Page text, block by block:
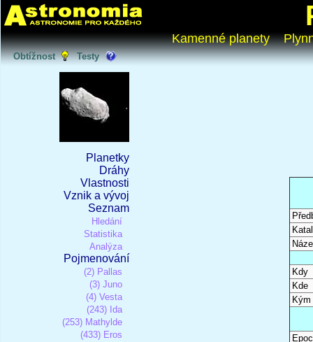
Kamenné planety
Obtížnost Testy
Planetky
Dráhy
Vlastnosti
Vznik a vývoj
Seznam
Hledání
Statistika
Analýza
Pojmenování
(2) Pallas
(3) Juno
(4) Vesta
(243) Ida
(253) Mathylde
(433) Eros
Kdy
Kde
Kým